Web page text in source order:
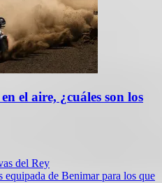
el aire, ¿cuáles son los
del Rey
equipada de Benimar para los que